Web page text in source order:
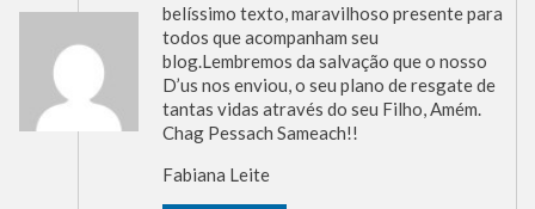
belíssimo texto, maravilhoso presente para
todos que acompanham seu
blog.Lembremos da salvação que o nosso
D’us nos enviou, o seu plano de resgate de
tantas vidas através do seu Filho, Amém.
Chag Pessach Sameach!!
Fabiana Leite